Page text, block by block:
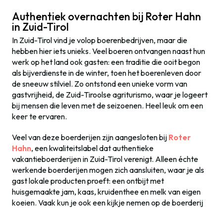
Authentiek overnachten bij Roter Hahn
in Zuid-Tirol
In Zuid-Tirol vind je volop boerenbedrijven, maar die
hebben hier iets unieks. Veel boeren ontvangen naast hun
werk op het land ook gasten: een traditie die ooit begon
als bijverdienste in de winter, toen het boerenleven door
de sneeuw stilviel. Zo ontstond een unieke vorm van
gastvrijheid, de Zuid-Tiroolse agriturismo, waar je logeert
bij mensen die leven met de seizoenen. Heel leuk om een
keer te ervaren.
Veel van deze boerderijen zijn aangesloten bij Roter
Hahn, een kwaliteitslabel dat authentieke
vakantieboerderijen in Zuid-Tirol verenigt. Alleen échte
werkende boerderijen mogen zich aansluiten, waar je als
gast lokale producten proeft: een ontbijt met
huisgemaakte jam, kaas, kruidenthee en melk van eigen
koeien. Vaak kun je ook een kijkje nemen op de boerderij